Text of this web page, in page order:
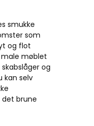
smukke
som
og flot
male møblet
og
kan selv
brune